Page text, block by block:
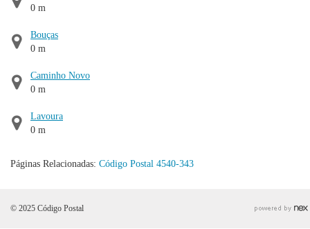
0 m
Bouças
0 m
Caminho Novo
0 m
Lavoura
0 m
Páginas Relacionadas: Código Postal 4540-343
© 2025 Código Postal